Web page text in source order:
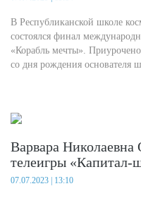
В Республиканской школе
состоялся финал
«Корабль мечты».
со дня рождения основателя
Варвара Николаевна
телеигры «Капитал-
07.07.2023 | 13:10